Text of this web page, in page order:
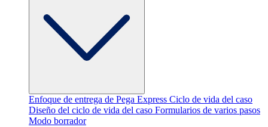
Enfoque de entrega de Pega Express Ciclo de vida del caso
Diseño del ciclo de vida del caso Formularios de varios pasos
Modo borrador